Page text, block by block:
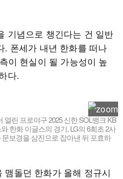
기념으로 챙긴다는 건 일반
. 폰세가 내년 한화를 떠나
이 현실이 될 가능성이 높
다.
린 프로야구 2025 신한 SOL뱅크 KB
한화 이글스의 경기, LG의 6회초 2사
보경을 삼진으로 잡아낸 뒤 포효하
맴돌던 한화가 올해 정규시